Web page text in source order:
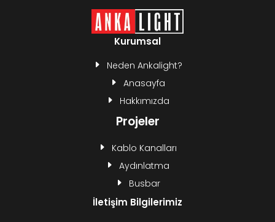
Kurumsal
Neden Ankalight?
Anasayfa
Hakkımızda
Projeler
Kablo Kanalları
Aydınlatma
Busbar
İletişim Bilgilerimiz